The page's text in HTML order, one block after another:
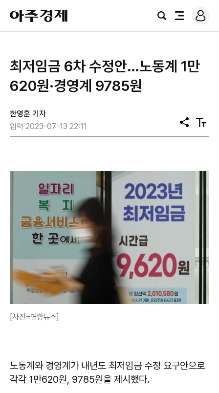
아
주
경
검
전
로
그
최저임금 6차 수정안…노동계 1만
620원·경영계 9785원
한영훈 기자
입력 2023-07-13 22:11
공
유
텍
스
[사진=연합뉴스]
노동계와 경영계가 내년도 최저임금 수정 요구안으로
각각 1만620원, 9785원을 제시했다.